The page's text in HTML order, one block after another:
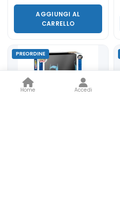
AGGIUNGI AL
CARRELLO
PREORDINE
Home Accedi